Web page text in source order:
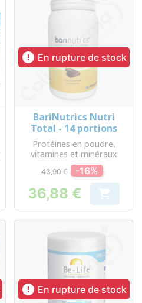
 En rupture de stock
BariNutrics Nutri
Total - 14 portions
Protéines en poudre,
vitamines et minéraux
43,90 € -16%
Prix
36,88 € 
 En rupture de stock